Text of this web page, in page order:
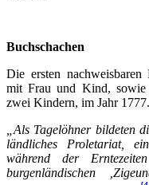
Buchschachen
Die ersten
mit Frau und Kind, sowie
zwei Kindern, im Jahr 1777.
„Als Tagelöhner bildeten
ländliches Proletariat,
während der
burgenländischen